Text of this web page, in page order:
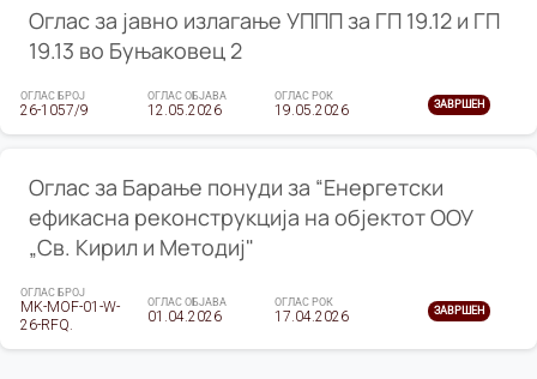
Оглас за јавно излагање УППП за ГП 19.12 и ГП
19.13 во Буњаковец 2
ОГЛАС БРОЈ
26-1057/9
ОГЛАС ОБЈАВА
12.05.2026
ОГЛАС РОК
19.05.2026 ЗАВРШЕН
Оглас за Барање понуди за “Енергетски
ефикасна реконструкција на објектот ООУ
„Св. Кирил и Методиј"
ОГЛАС БРОЈ
MK-MOF-01-W-
26-RFQ.
ОГЛАС ОБЈАВА
01.04.2026
ОГЛАС РОК
17.04.2026 ЗАВРШЕН